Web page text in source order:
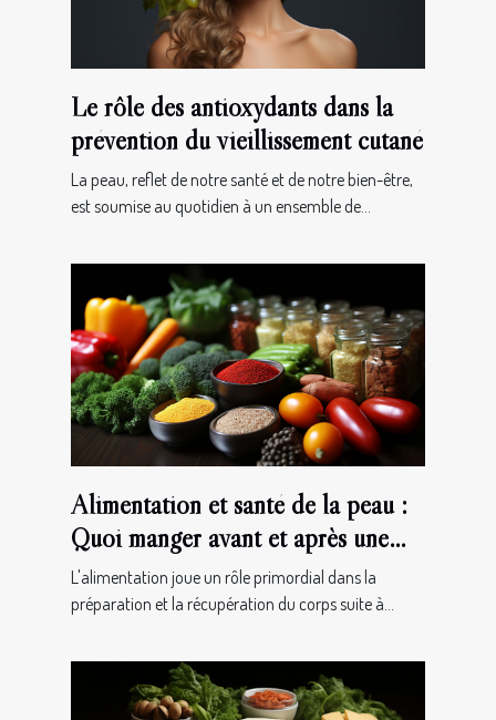
Le rôle des antioxydants dans la
prévention du vieillissement cutané
La peau, reflet de notre santé et de notre bien-être,
est soumise au quotidien à un ensemble de...
Alimentation et santé de la peau :
Quoi manger avant et après une
chirurgie esthétique
L'alimentation joue un rôle primordial dans la
préparation et la récupération du corps suite à...